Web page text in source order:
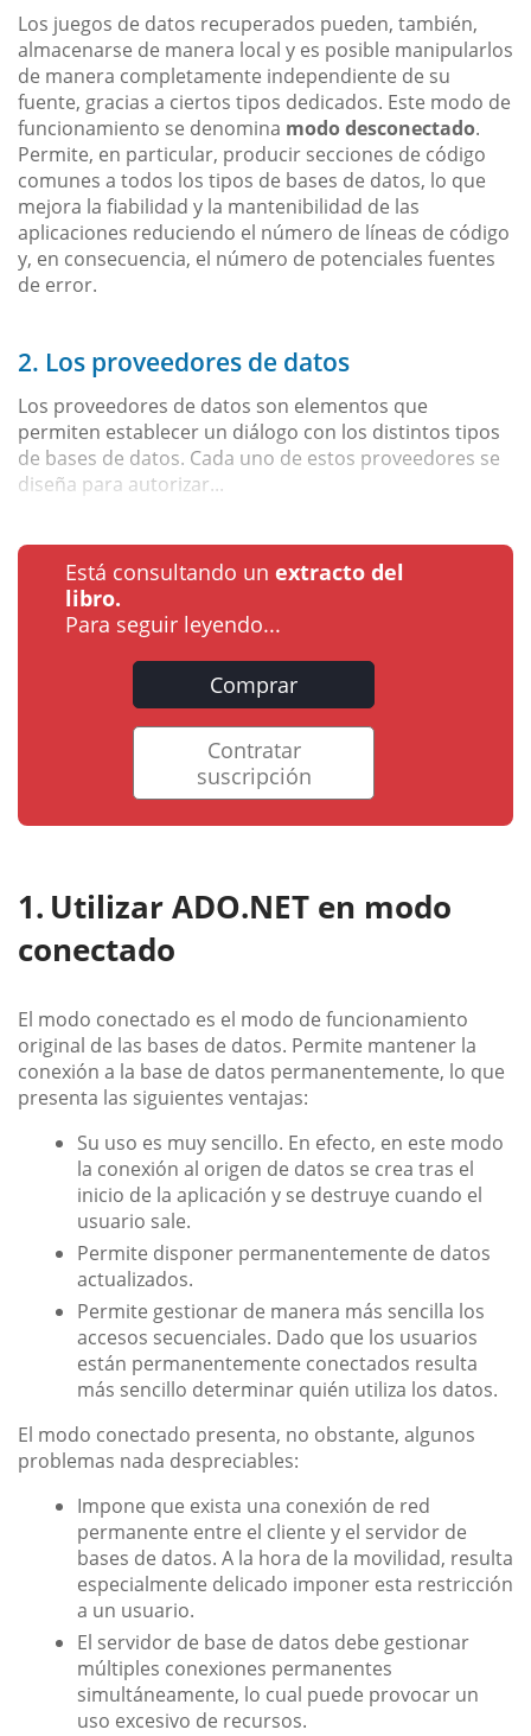
Los juegos de datos recuperados pueden, también,
almacenarse de manera local y es posible manipularlos
de manera completamente independiente de su
fuente, gracias a ciertos tipos dedicados. Este modo de
funcionamiento se denomina modo desconectado.
Permite, en particular, producir secciones de código
comunes a todos los tipos de bases de datos, lo que
mejora la fiabilidad y la mantenibilidad de las
aplicaciones reduciendo el número de líneas de código
y, en consecuencia, el número de potenciales fuentes
de error.
2. Los proveedores de datos
Los proveedores de datos son elementos que
permiten establecer un diálogo con los distintos tipos
de bases de datos. Cada uno de estos proveedores se
diseña para autorizar...
Está consultando un extracto del
libro.
Para seguir leyendo...
Comprar
Contratar
suscripción
Utilizar ADO.NET en modo
conectado
El modo conectado es el modo de funcionamiento
original de las bases de datos. Permite mantener la
conexión a la base de datos permanentemente, lo que
presenta las siguientes ventajas:
Su uso es muy sencillo. En efecto, en este modo
la conexión al origen de datos se crea tras el
inicio de la aplicación y se destruye cuando el
usuario sale.
Permite disponer permanentemente de datos
actualizados.
Permite gestionar de manera más sencilla los
accesos secuenciales. Dado que los usuarios
están permanentemente conectados resulta
más sencillo determinar quién utiliza los datos.
El modo conectado presenta, no obstante, algunos
problemas nada despreciables:
Impone que exista una conexión de red
permanente entre el cliente y el servidor de
bases de datos. A la hora de la movilidad, resulta
especialmente delicado imponer esta restricción
a un usuario.
El servidor de base de datos debe gestionar
múltiples conexiones permanentes
simultáneamente, lo cual puede provocar un
uso excesivo de recursos.